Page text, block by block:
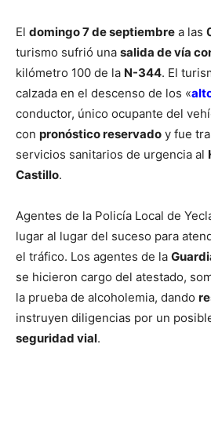
El domingo 7 de septiembre a las
turismo sufrió una salida de vía
kilómetro 100 de la N-344. El
calzada en el descenso de los «
conductor, único ocupante del
con pronóstico reservado y fue
servicios sanitarios de urgencia al
Castillo.
Agentes de la Policía Local de
lugar al lugar del suceso para
el tráfico. Los agentes de la
se hicieron cargo del atestado,
la prueba de alcoholemia, dando
instruyen diligencias por un
seguridad vial.